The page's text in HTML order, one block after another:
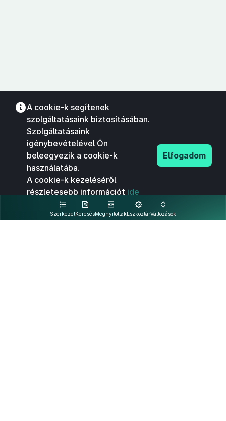
SzerkezetKeresésMegnyitottakEszköztárVáltozások
A cookie-k segítenek
szolgáltatásaink biztosításában.
Szolgáltatásaink
igénybevételével Ön
beleegyezik a cookie-k
használatába.
A cookie-k kezeléséről
részletesebb információt ide
kattintva olvashat.
Elfogadom